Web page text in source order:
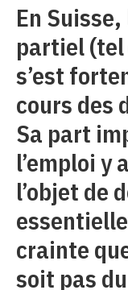
En
partiel (tel
s’est
cours des
Sa part
l’emploi y
l’objet de
crainte
soit pas